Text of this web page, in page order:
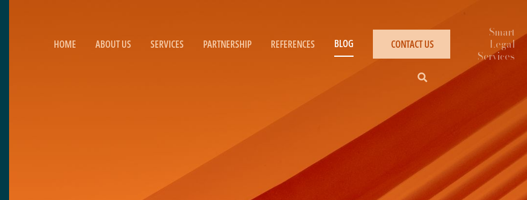
HOME ABOUT US SERVICES PARTNERSHIP REFERENCES BLOG CONTACT US